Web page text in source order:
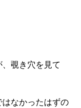
覗き穴を見て
なかったはずの